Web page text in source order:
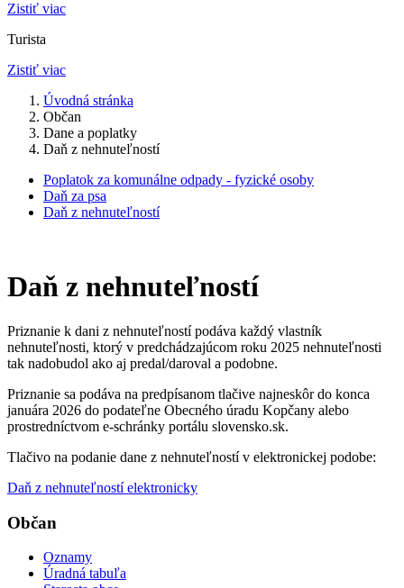
Zistiť viac
Turista
Zistiť viac
Úvodná stránka
Občan
Dane a poplatky
Daň z nehnuteľností
Poplatok za komunálne odpady - fyzické osoby
Daň za psa
Daň z nehnuteľností
Daň z nehnuteľností
Priznanie k dani z nehnuteľností podáva každý vlastník
nehnuteľnosti, ktorý v predchádzajúcom roku 2025 nehnuteľnosti
tak nadobudol ako aj predal/daroval a podobne.
Priznanie sa podáva na predpísanom tlačive najneskôr do konca
januára 2026 do podateľne Obecného úradu Kopčany alebo
prostredníctvom e-schránky portálu slovensko.sk.
Tlačivo na podanie dane z nehnuteľností v elektronickej podobe:
Daň z nehnuteľností elektronicky
Občan
Oznamy
Úradná tabuľa